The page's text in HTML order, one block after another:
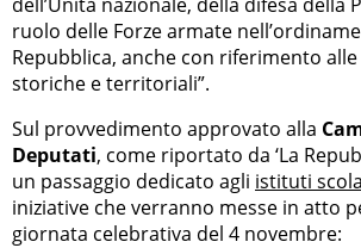
ruolo delle Forze armate
Repubblica, anche con riferimento
storiche e territoriali”.
Sul provvedimento approvato alla
Deputati, come riportato da ‘La
un passaggio dedicato agli istituti
iniziative che verranno messe in atto
giornata celebrativa del 4 novembre: